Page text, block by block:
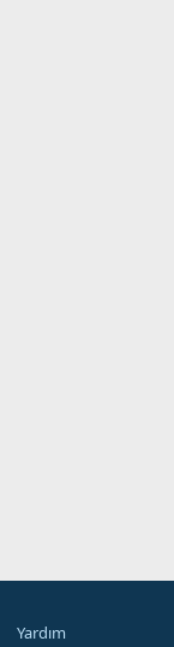
Yardım